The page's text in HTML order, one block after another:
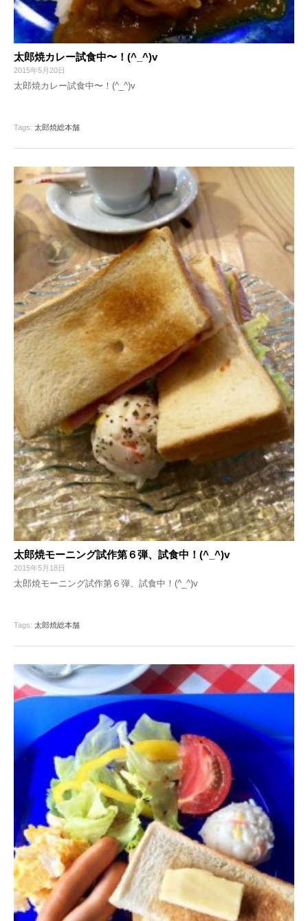
太郎焼カレー試食中〜！(^_^)v
2015年5月20日
太郎焼カレー試食中〜！(^_^)v
Tags: 太郎焼総本舗
太郎焼モーニング試作第６弾、試食中！(^_^)v
2015年5月18日
太郎焼モーニング試作第６弾、試食中！(^_^)v
Tags: 太郎焼総本舗